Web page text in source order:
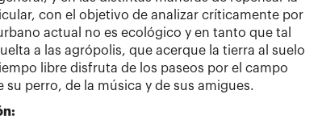
con el objetivo de analizar críticamente por
actual no es ecológico y en tanto que tal
a las agrópolis, que acerque la tierra al suelo
libre disfruta de los paseos por el campo
su perro, de la música y de sus amigues.